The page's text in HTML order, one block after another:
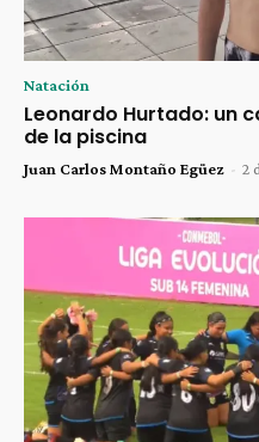
Natación
Leonardo Hurtado: un
de la piscina
Juan Carlos Montaño Egüez - 2